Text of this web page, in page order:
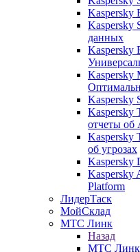
Kaspersky
Kaspersky
данных
Kaspersky
Kaspersky
Kaspersky
Kaspersky
отчеты об
Kaspersky
об угрозах
Kaspersky
Kaspersky
Platform
ЛидерТаск
МойСклад
МТС Линк
Назад
МТС Линк